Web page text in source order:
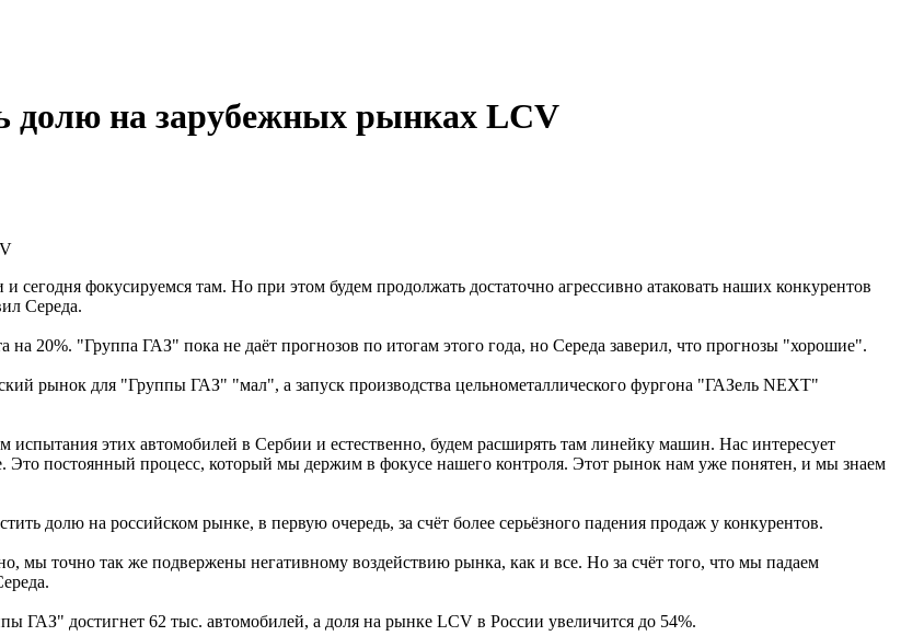
долю на зарубежных рынках LCV
фокусируемся там. Но при этом будем продолжать достаточно агрессивно атаковать наших конкурентов
Середа.
на 20%. "Группа ГАЗ" пока не даёт прогнозов по итогам этого года, но Середа заверил, что прогнозы "хорошие".
рынок для "Группы ГАЗ" "мал", а запуск производства цельнометаллического фургона "ГАЗель NEXT"
этих автомобилей в Сербии и естественно, будем расширять там линейку машин. Нас интересует
постоянный процесс, который мы держим в фокусе нашего контроля. Этот рынок нам уже понятен, и мы знаем
долю на российском рынке, в первую очередь, за счёт более серьёзного падения продаж у конкурентов.
мы точно так же подвержены негативному воздействию рынка, как и все. Но за счёт того, что мы падаем
ГАЗ" достигнет 62 тыс. автомобилей, а доля на рынке LCV в России увеличится до 54%.